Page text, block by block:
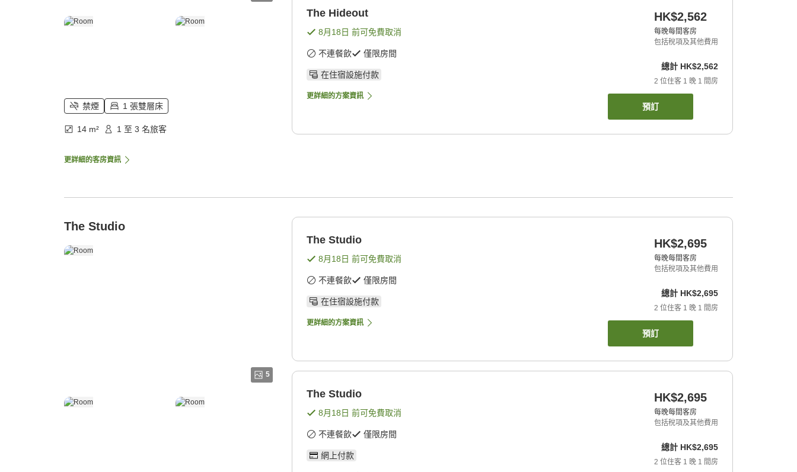
禁煙 1 張雙層床
14 m² 1 至 3 名旅客
更詳細的客房資訊
The Hideout
8月18日 前可免費取消
不連餐飲 僅限房間
在住宿設施付款
更詳細的方案資訊
HK$2,562
每晚每間客房
包括稅項及其他費用
總計 HK$2,562
2 位住客 1 晚 1 間房
預訂
The Studio
5
The Studio
8月18日 前可免費取消
不連餐飲 僅限房間
在住宿設施付款
更詳細的方案資訊
HK$2,695
每晚每間客房
包括稅項及其他費用
總計 HK$2,695
2 位住客 1 晚 1 間房
預訂
The Studio
8月18日 前可免費取消
不連餐飲 僅限房間
網上付款
HK$2,695
每晚每間客房
包括稅項及其他費用
總計 HK$2,695
2 位住客 1 晚 1 間房